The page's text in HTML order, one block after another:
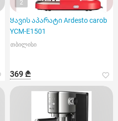
2
Ყავის აპარატი Ardesto carob
YCM-E1501
თბილისი
369 ₾